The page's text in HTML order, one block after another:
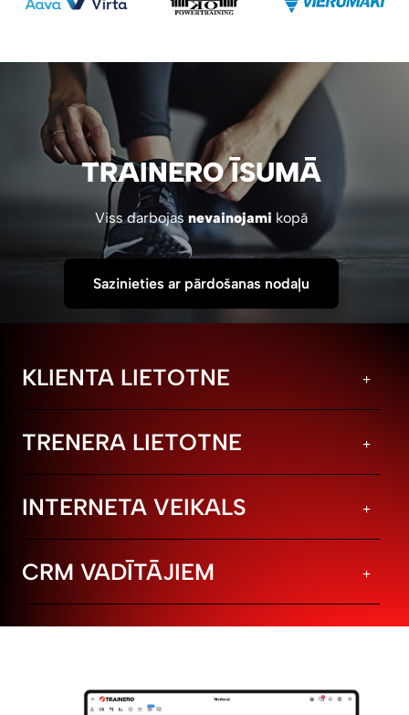
TRAINERO ĪSUMĀ
Viss darbojas nevainojami kopā
Sazinieties ar pārdošanas nodaļu
KLIENTA LIETOTNE
TRENERA LIETOTNE
INTERNETA VEIKALS
CRM VADĪTĀJIEM